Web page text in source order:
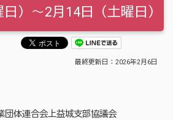
）～2月14日（土曜日）
最終更新日： 2026年2月6日
体連合会上益城支部協議会